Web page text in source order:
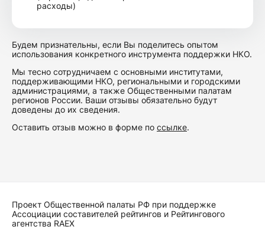
расходы)
Будем признательны, если Вы поделитесь опытом
использования конкретного инструмента поддержки НКО.
Мы тесно сотрудничаем с основными институтами,
поддерживающими НКО, региональными и городскими
администрациями, а также Общественными палатам
регионов России. Ваши отзывы обязательно будут
доведены до их сведения.
Оставить отзыв можно в форме по ссылке.
Проект Общественной палаты РФ при поддержке
Ассоциации составителей рейтингов и Рейтингового
агентства RAEX